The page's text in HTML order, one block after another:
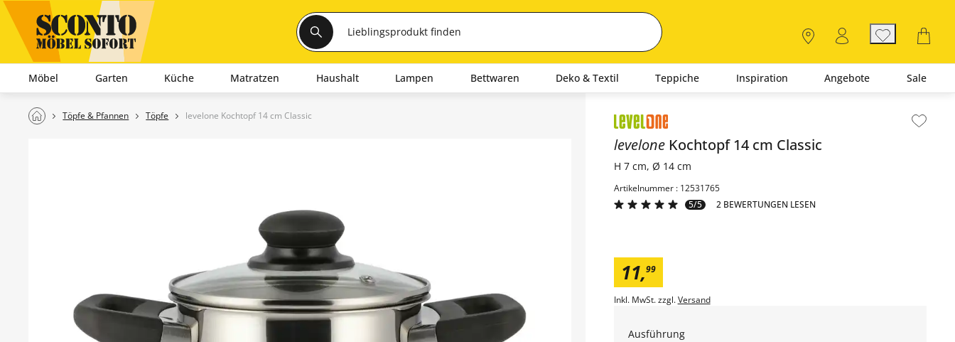
Möbel Garten Küche Matratzen Haushalt Lampen Bettwaren Deko & Textil Teppiche Inspiration Angebote Sale
Töpfe & Pfannen Töpfe levelone Kochtopf 14 cm Classic Inhalt der Seitenleiste überspringen - Zum Seitenende
levelone Kochtopf 14 cm Classic
H 7 cm, Ø 14 cm
Artikelnummer : 12531765
5/5
2 BEWERTUNGEN LESEN
11,99
Inkl. MwSt. zzgl.Versand
Ausführung